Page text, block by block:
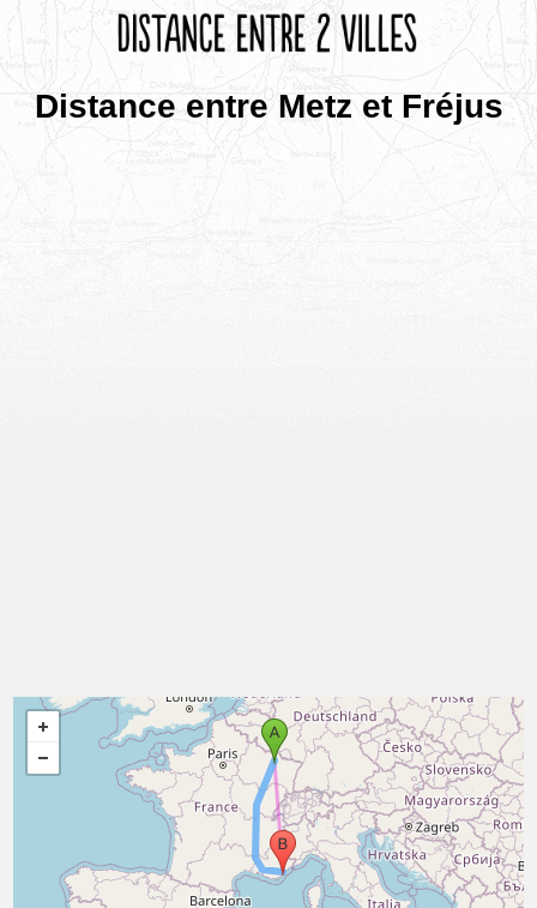
Distance entre Metz et Fréjus